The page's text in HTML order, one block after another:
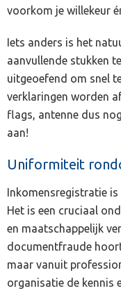
voorkom je willekeur
Iets anders is het
aanvullende stukken
uitgeoefend om snel
verklaringen worden
flags, antenne dus
aan!
Uniformiteit
Inkomensregistratie
Het is een cruciaal
en maatschappelijk
documentfraude
maar vanuit
organisatie de